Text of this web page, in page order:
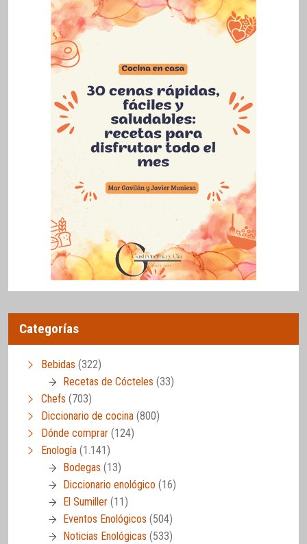
Categorías
Bebidas (322)
Recetas de Cócteles (33)
Chefs (703)
Diccionario de cocina (800)
Dónde comprar (124)
Enología (1.141)
Bodegas (13)
Diccionario enológico (16)
El Sumiller (11)
Eventos Enológicos (504)
Noticias Enológicas (533)